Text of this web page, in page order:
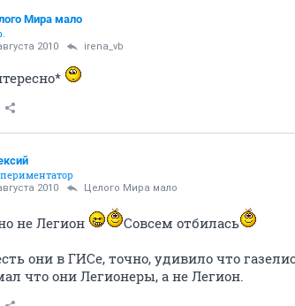
Мира мало
2010 irena_vb
2010 Целого Мира мало
не Легион
Совсем отбилась
они в ГИСе, точно, удивило что
что они Легионеры, а не Легион.